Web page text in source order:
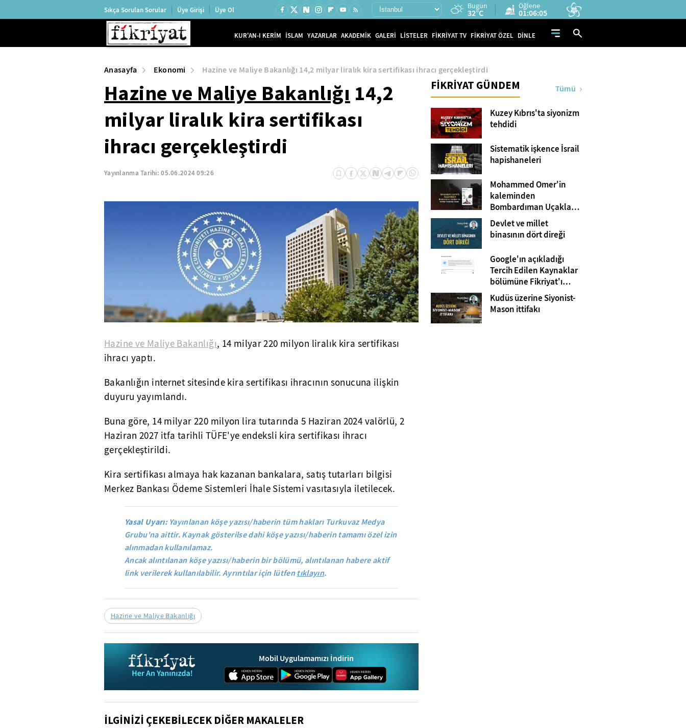
Sıkça Sorulan Sorular Üye Girişi Üye Ol Bugün
32°C
Öğlene
01:06:04
KUR'AN-I KERİM İSLAM YAZARLAR AKADEMİK GALERİ LİSTELER FİKRİYAT TV FİKRİYAT ÖZEL DİNLE
Anasayfa Ekonomi Hazine ve Maliye Bakanlığı 14,2 milyar liralık kira sertifikası ihracı gerçekleştirdi
Hazine ve Maliye Bakanlığı 14,2
milyar liralık kira sertifikası
ihracı gerçekleştirdi
Yayınlanma Tarihi:05.06.2024 09:26
Hazine ve Maliye Bakanlığı, 14 milyar 220 milyon liralık kira sertifikası
ihracı yaptı.
Bakanlığın internet sitesinde kira sertifikası ihracının sonucuna ilişkin
duyuru yayımlandı.
Buna göre, 14 milyar 220 milyon lira tutarında 5 Haziran 2024 valörlü, 2
Haziran 2027 itfa tarihli TÜFE'ye endeksli kira sertifikası ihracı
gerçekleştirildi.
Kira sertifikası almaya hak kazanan bankalara, satış tutarları bilgisi
Merkez Bankası Ödeme Sistemleri İhale Sistemi vasıtasıyla iletilecek.
Yasal Uyarı:Yayınlanan köşe yazısı/haberin tüm hakları Turkuvaz Medya
Grubu'na aittir. Kaynak gösterilse dahi köşe yazısı/haberin tamamı özel izin
alınmadan kullanılamaz.
Ancak alıntılanan köşe yazısı/haberin bir bölümü, alıntılanan habere aktif
link verilerek kullanılabilir. Ayrıntılar için lütfentıklayın.
Hazine ve Maliye Bakanlığı
Mobil Uygulamamızı İndirin
İLGİNİZİ ÇEKEBİLECEK DİĞER MAKALELER
FİKRİYAT GÜNDEM Tümü
Kuzey Kıbrıs'ta siyonizm
tehdidi
Sistematik işkence İsrail
hapishaneleri
Mohammed Omer'in
kaleminden
Bombardıman Uçakları
ve Tanklar Arasında
Gazze
Devlet ve millet
binasının dört direği
Google'ın açıkladığı
Tercih Edilen Kaynaklar
bölümüne Fikriyat'ı
eklemeyi unutmayın!
Kudüs üzerine Siyonist-
Mason ittifakı